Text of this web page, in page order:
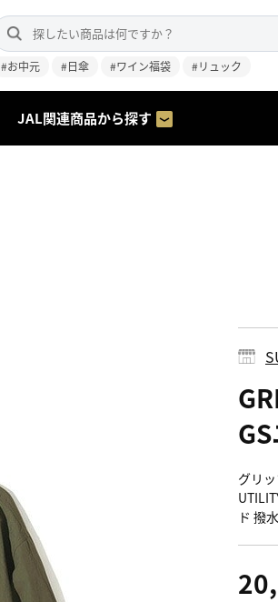
#お中元 #日傘 #ワイン福袋 #リュック
JAL関連商品から探す
グリ
ド 撥